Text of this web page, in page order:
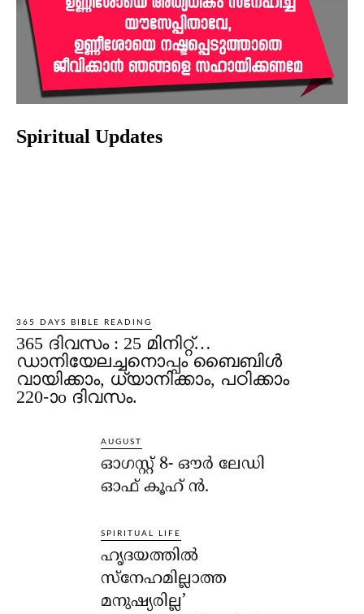
Spiritual Updates
365 DAYS BIBLE READING
365 ദിവസം : 25 മിനിറ്റ്…
ഡാനിയേലച്ചനൊപ്പം ബൈബിൾ
വായിക്കാം, ധ്യാനിക്കാം, പഠിക്കാം
220-ാo ദിവസം.
AUGUST
ഓഗസ്റ്റ് 8- ഔര്‍ ലേഡി
ഓഫ് കൂഹ് ന്‍.
SPIRITUAL LIFE
ഹൃദയത്തില്‍
സ്‌നേഹമില്ലാത്ത
മനുഷ്യരില്ല’